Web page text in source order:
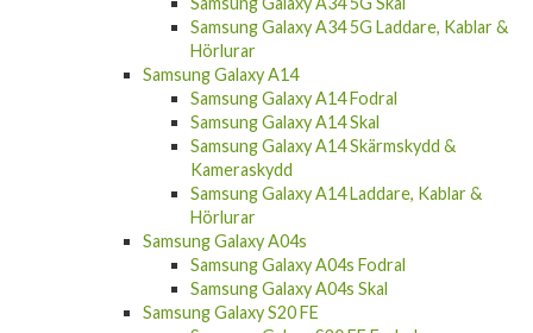
Samsung Galaxy A54 5G Laddare, Kablar &
Hörlurar
Samsung Galaxy A34 5G
Samsung Galaxy A34 5G Fodral
Samsung Galaxy A34 5G Skal
Samsung Galaxy A34 5G Laddare, Kablar &
Hörlurar
Samsung Galaxy A14
Samsung Galaxy A14 Fodral
Samsung Galaxy A14 Skal
Samsung Galaxy A14 Skärmskydd &
Kameraskydd
Samsung Galaxy A14 Laddare, Kablar &
Hörlurar